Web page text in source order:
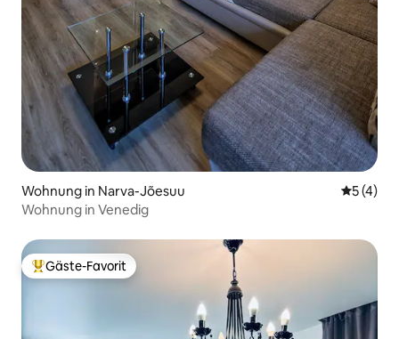
Wohnung in Narva-Jõesuu
5 (4)
Wohnung in Venedig
Beliebter Gäste-Favorit.
Gäste-Favorit